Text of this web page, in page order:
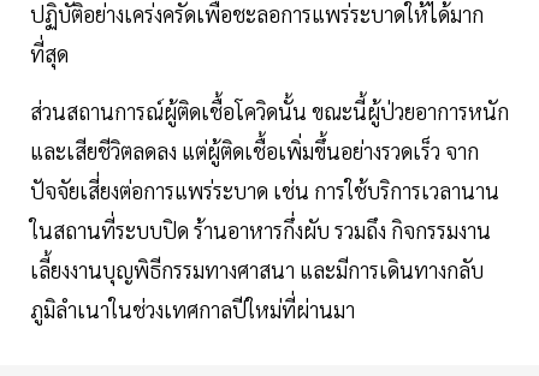
ปฏิบัติอย่างเคร่งครัดเพื่อชะลอการแพร่ระบาดให้ได้มาก
ที่สุด
ส่วนสถานการณ์ผู้ติดเชื้อโควิดนั้น ขณะนี้ผู้ป่วยอาการหนัก
และเสียชีวิตลดลง แต่ผู้ติดเชื้อเพิ่มขึ้นอย่างรวดเร็ว จาก
ปัจจัยเสี่ยงต่อการแพร่ระบาด เช่น การใช้บริการเวลานาน
ในสถานที่ระบบปิด ร้านอาหารกึ่งผับ รวมถึง กิจกรรมงาน
เลี้ยงงานบุญพิธีกรรมทางศาสนา และมีการเดินทางกลับ
ภูมิลำเนาในช่วงเทศกาลปีใหม่ที่ผ่านมา